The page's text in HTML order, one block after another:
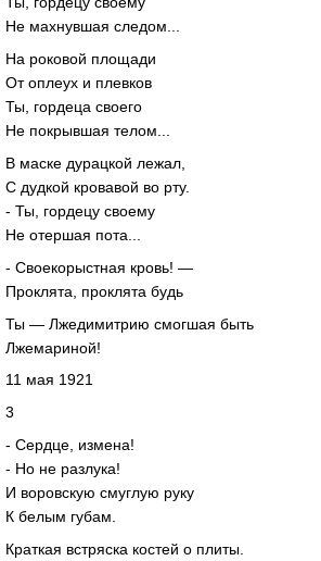
Не махнувшая следом...
На роковой площади
От оплеух и плевков
Ты, гордеца своего
Не покрывшая телом...
В маске дурацкой лежал,
С дудкой кровавой во рту.
- Ты, гордецу своему
Не отершая пота...
- Своекорыстная кровь! —
Проклята, проклята будь
Ты — Лжедимитрию смогшая быть
Лжемариной!
11 мая 1921
3
- Сердце, измена!
- Но не разлука!
И воровскую смуглую руку
К белым губам.
Краткая встряска костей о плиты.